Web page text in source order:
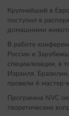
Крупнейший в
поступил в
домашними
В работе
России и
специализации, в
Израиля,
провели 6 мастер-
Программа NVC
теоретические